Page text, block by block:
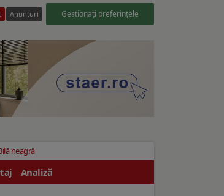
Anunturi Gestionați preferințele
neagră
Analiză